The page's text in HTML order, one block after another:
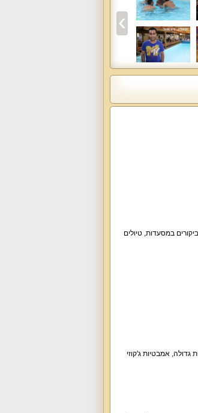
במסעדות, טיולים
גדולה, אמבטיות ג'קוזי